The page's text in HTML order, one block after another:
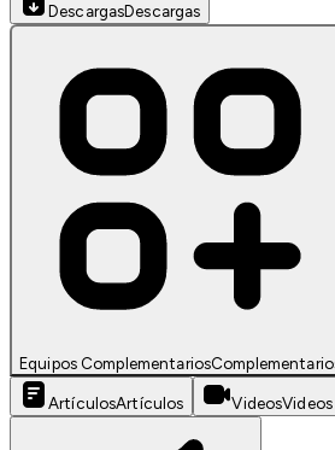
DescargasDescargas
Equipos Complementarios
ArtículosArtículos VideosVideos